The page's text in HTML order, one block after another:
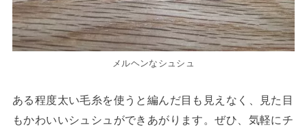
メルヘンなシュシュ
ある程度太い毛糸を使うと編んだ目も見えなく、見た目
もかわいいシュシュができあがります。ぜひ、気軽にチ